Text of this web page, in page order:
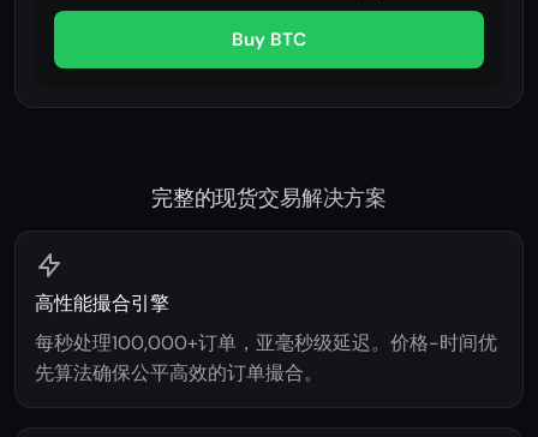
Buy BTC
完整的现货交易解决方案
高性能撮合引擎
每秒处理100,000+订单，亚毫秒级延迟。价格-时间优
先算法确保公平高效的订单撮合。